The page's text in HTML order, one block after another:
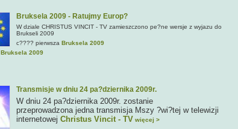
Bruksela 2009 - Ratujmy Europ?
W dziale CHRISTUS VINCIT - TV zamieszczono pe?ne wersje z wyjazu do
Brukseli 2009
c???? pierwsza Bruksela 2009
Bruksela 2009
Transmisje w dniu 24 pa?dziernika 2009r.
W dniu 24 pa?dziernika 2009r. zostanie
przeprowadzona jedna transmisja Mszy ?wi?tej w telewizji
internetowej Christus Vincit - TV więcej >